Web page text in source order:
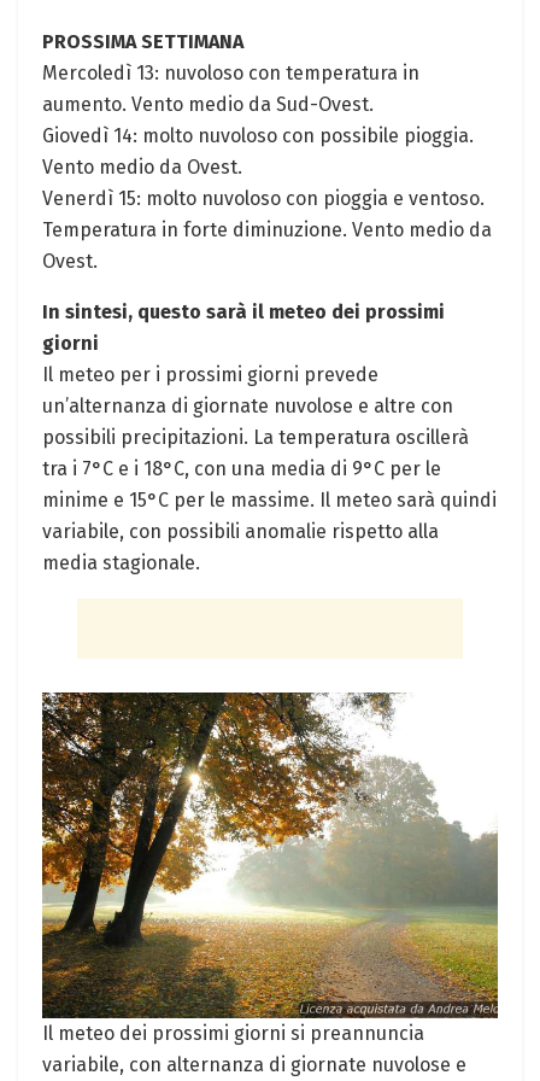
PROSSIMA SETTIMANA
Mercoledì 13: nuvoloso con temperatura in
aumento. Vento medio da​ Sud-Ovest.
Giovedì 14: molto​ nuvoloso​ con ⁤possibile‍ pioggia.
Vento​ medio‍ da Ovest.
Venerdì 15: ​molto nuvoloso con pioggia e ventoso.
Temperatura in forte diminuzione. Vento medio ⁤da
Ovest.
In sintesi, questo sarà⁢ il meteo dei prossimi
giorni
Il meteo per i prossimi⁤ giorni prevede
un’alternanza di giornate nuvolose e⁤ altre con
possibili precipitazioni. La temperatura⁣ oscillerà⁣
tra i 7°C e i 18°C, con una media di 9°C per le
minime e 15°C per le massime. Il meteo sarà‌ quindi‍
variabile, con possibili anomalie rispetto alla
media stagionale.
Il meteo dei prossimi giorni si ​preannuncia
variabile, ⁢con‍ alternanza di giornate⁣ nuvolose e